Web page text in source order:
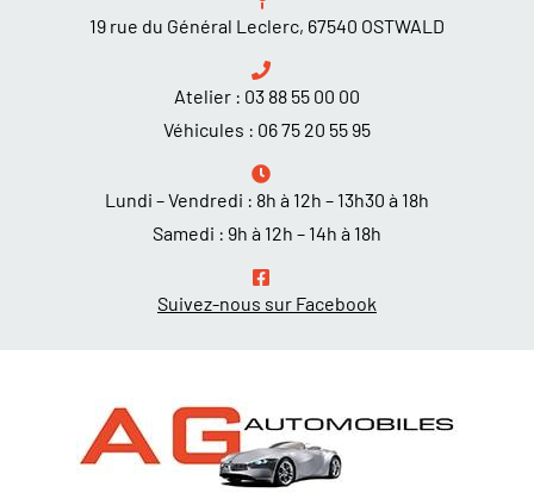
19 rue du Général Leclerc, 67540 OSTWALD
Atelier : 03 88 55 00 00
Véhicules : 06 75 20 55 95
Lundi – Vendredi : 8h à 12h – 13h30 à 18h
Samedi : 9h à 12h – 14h à 18h
Suivez-nous sur Facebook